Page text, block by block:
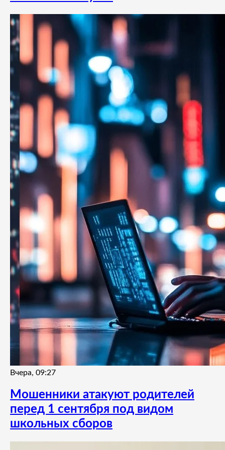
Вчера, 09:27
Мошенники атакуют родителей
перед 1 сентября под видом
школьных сборов